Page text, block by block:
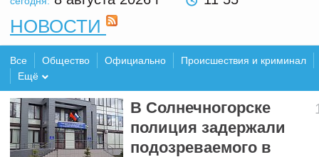
НОВОСТИ
Все Общество Официально
Происшествия и криминал
Ещё
В Солнечногорске
полиция задержали
подозреваемого в